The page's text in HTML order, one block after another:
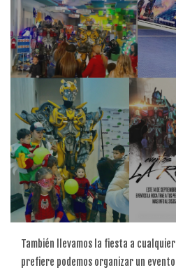
También llevamos la fiesta a cualquier
prefiere podemos organizar un evento